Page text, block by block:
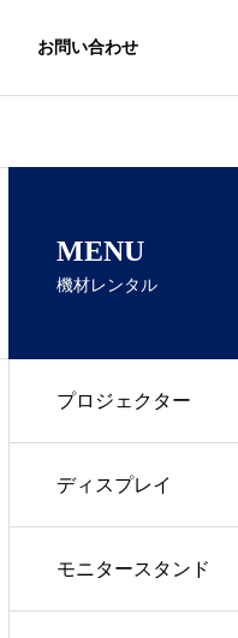
お問い合わせ
MENU
機材レンタル
プロジェクター
ディスプレイ
モニタースタンド